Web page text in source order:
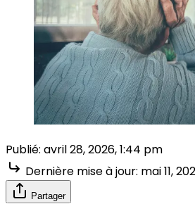
Publié: avril 28, 2026, 1:44 pm
Dernière mise à jour: mai 11,
Partager